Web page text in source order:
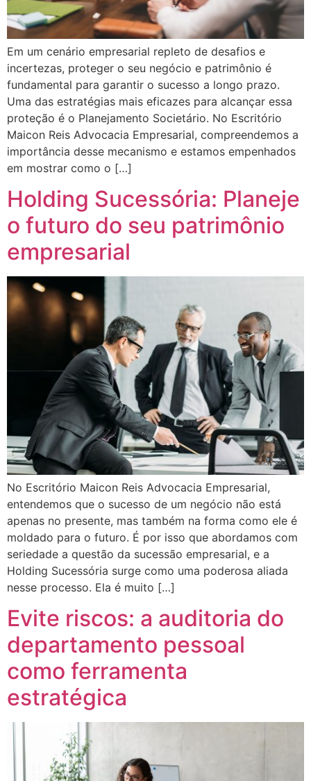
Em um cenário empresarial repleto de desafios e
incertezas, proteger o seu negócio e patrimônio é
fundamental para garantir o sucesso a longo prazo.
Uma das estratégias mais eficazes para alcançar essa
proteção é o Planejamento Societário. No Escritório
Maicon Reis Advocacia Empresarial, compreendemos a
importância desse mecanismo e estamos empenhados
em mostrar como o […]
Holding Sucessória: Planeje
o futuro do seu patrimônio
empresarial
No Escritório Maicon Reis Advocacia Empresarial,
entendemos que o sucesso de um negócio não está
apenas no presente, mas também na forma como ele é
moldado para o futuro. É por isso que abordamos com
seriedade a questão da sucessão empresarial, e a
Holding Sucessória surge como uma poderosa aliada
nesse processo. Ela é muito […]
Evite riscos: a auditoria do
departamento pessoal
como ferramenta
estratégica